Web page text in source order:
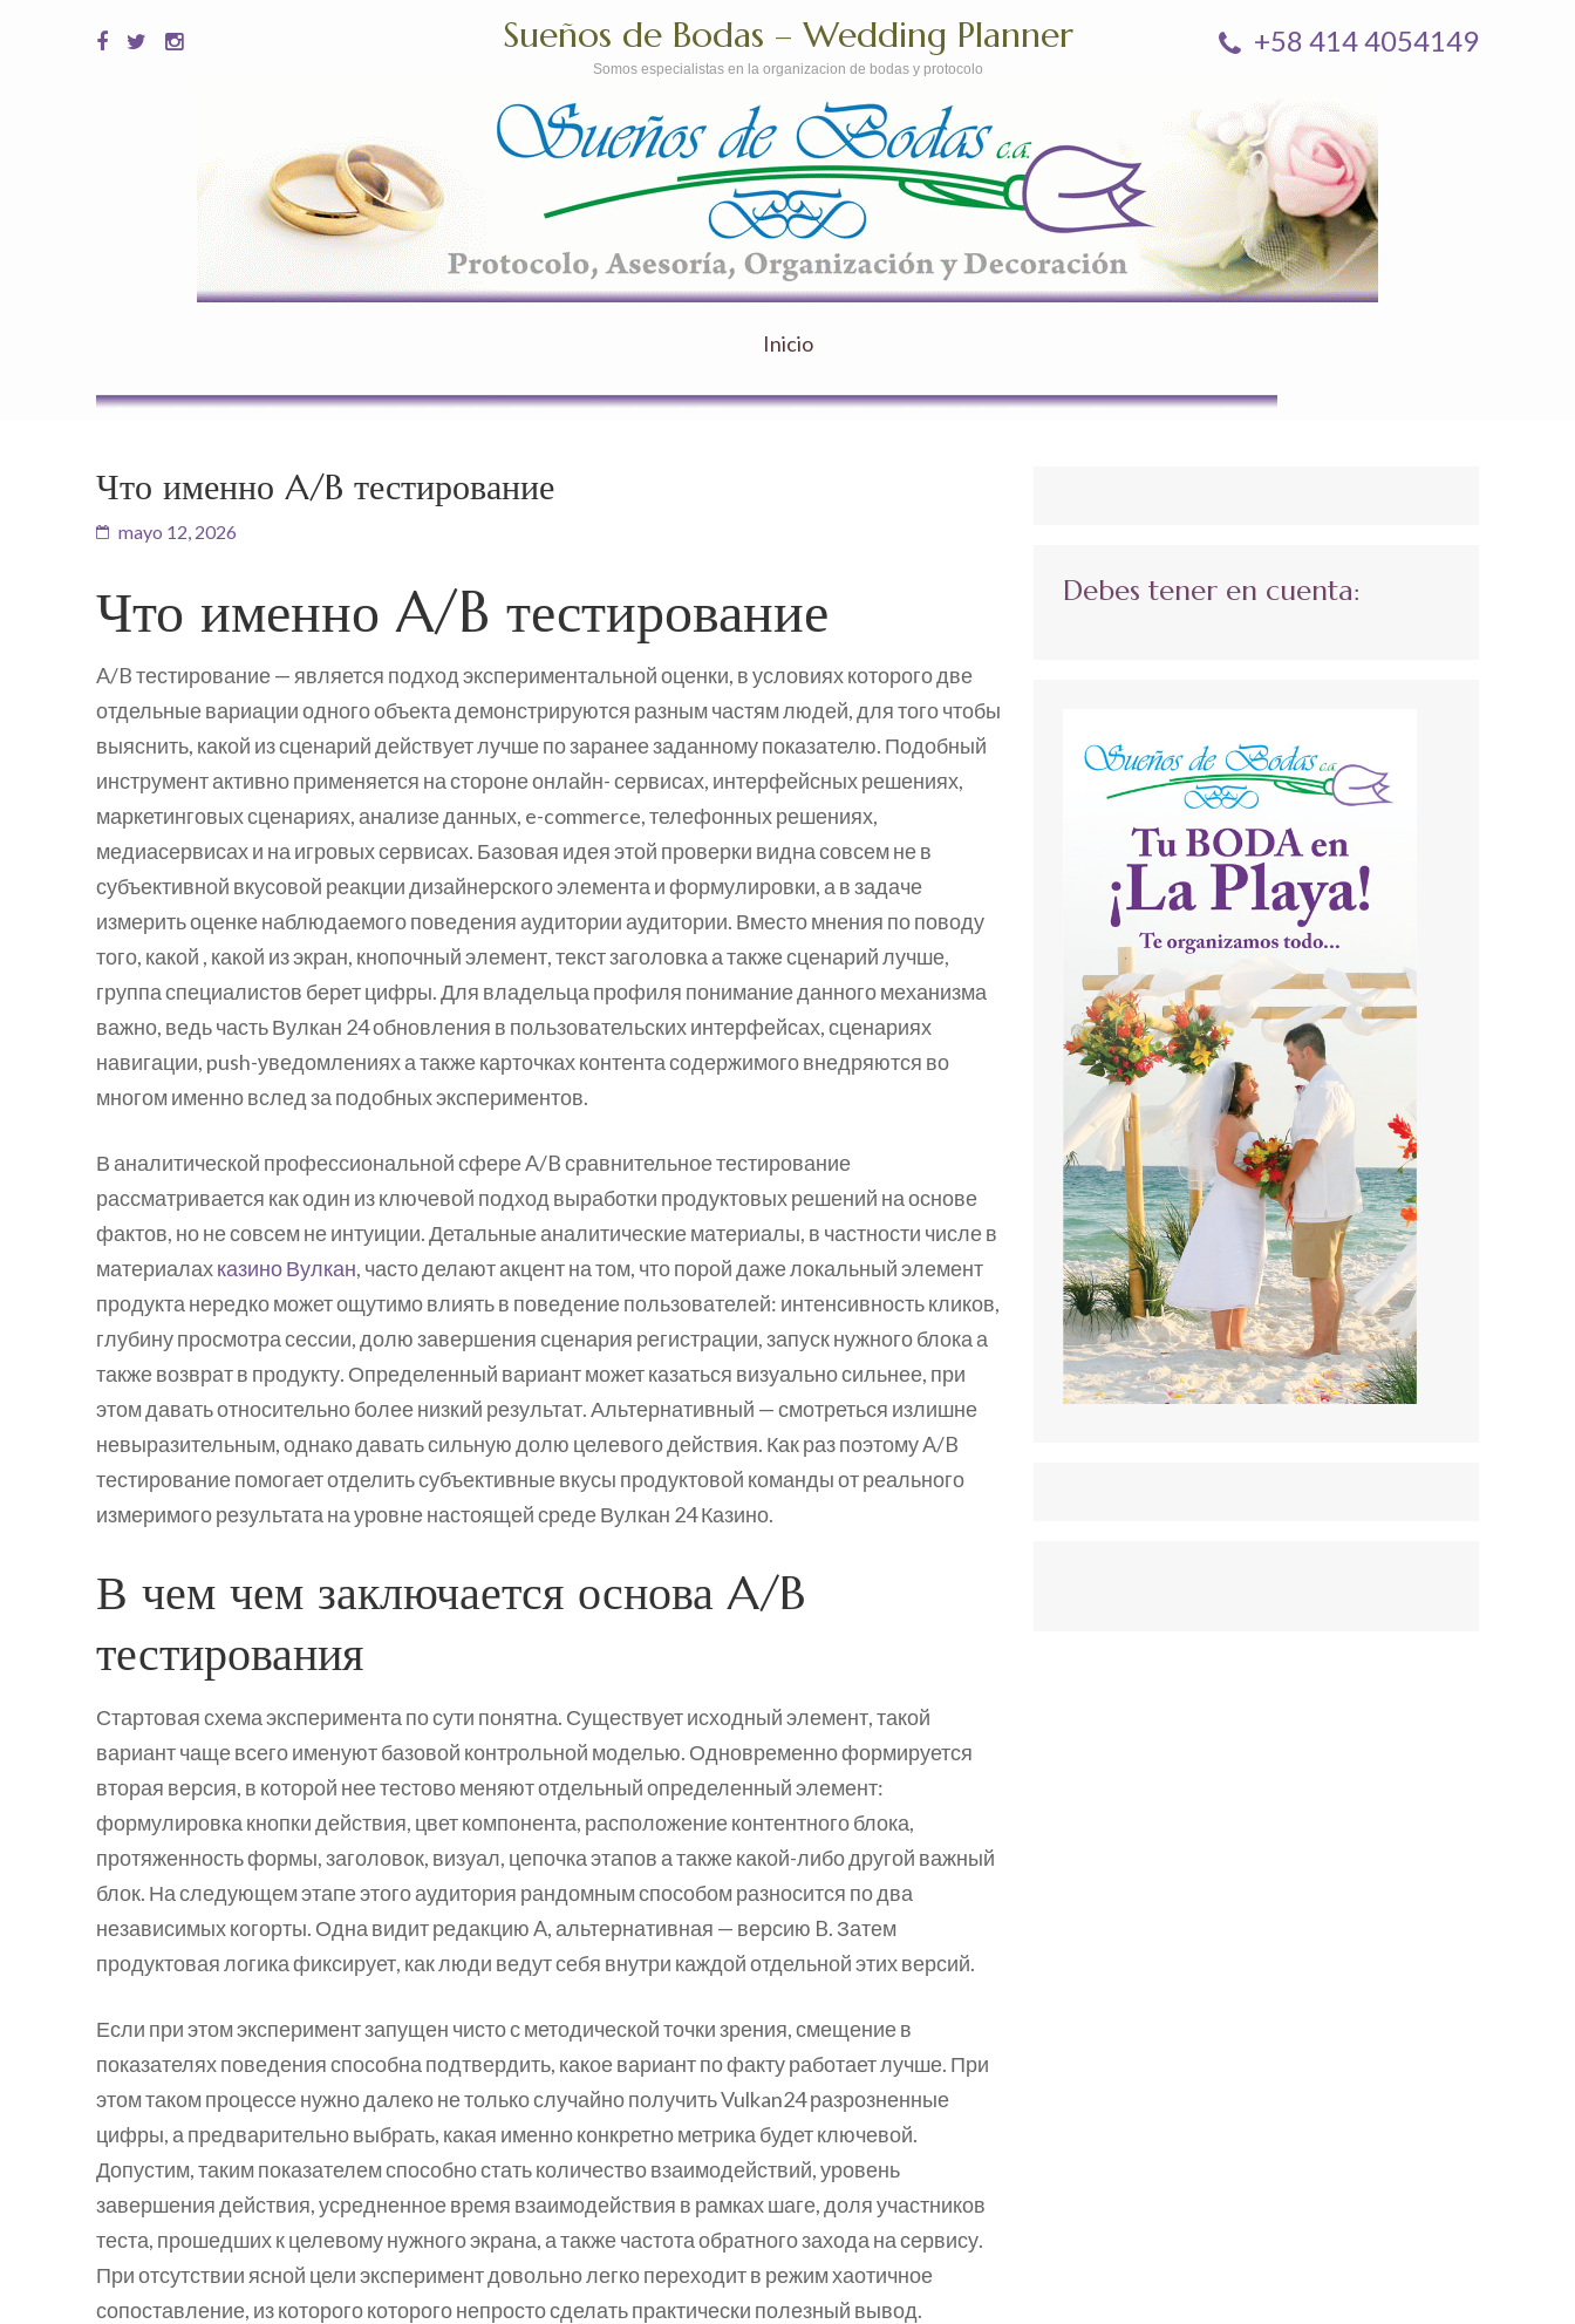
+58 414 4054149
Sueños de Bodas – Wedding Planner
Somos especialistas en la organizacion de bodas y protocolo
Inicio
Что именно A/B тестирование
mayo 12, 2026
Что именно A/B тестирование
A/B тестирование — является подход экспериментальной оценки, в условиях которого две
отдельные вариации одного объекта демонстрируются разным частям людей, для того чтобы
выяснить, какой из сценарий действует лучше по заранее заданному показателю. Подобный
инструмент активно применяется на стороне онлайн- сервисах, интерфейсных решениях,
маркетинговых сценариях, анализе данных, e-commerce, телефонных решениях,
медиасервисах и на игровых сервисах. Базовая идея этой проверки видна совсем не в
субъективной вкусовой реакции дизайнерского элемента и формулировки, а в задаче
измерить оценке наблюдаемого поведения аудитории аудитории. Вместо мнения по поводу
того, какой , какой из экран, кнопочный элемент, текст заголовка а также сценарий лучше,
группа специалистов берет цифры. Для владельца профиля понимание данного механизма
важно, ведь часть Вулкан 24 обновления в пользовательских интерфейсах, сценариях
навигации, push-уведомлениях а также карточках контента содержимого внедряются во
многом именно вслед за подобных экспериментов.
В аналитической профессиональной сфере A/B сравнительное тестирование
рассматривается как один из ключевой подход выработки продуктовых решений на основе
фактов, но не совсем не интуиции. Детальные аналитические материалы, в частности числе в
материалахказино Вулкан, часто делают акцент на том, что порой даже локальный элемент
продукта нередко может ощутимо влиять в поведение пользователей: интенсивность кликов,
глубину просмотра сессии, долю завершения сценария регистрации, запуск нужного блока а
также возврат в продукту. Определенный вариант может казаться визуально сильнее, при
этом давать относительно более низкий результат. Альтернативный — смотреться излишне
невыразительным, однако давать сильную долю целевого действия. Как раз поэтому A/B
тестирование помогает отделить субъективные вкусы продуктовой команды от реального
измеримого результата на уровне настоящей среде Вулкан 24 Казино.
В чем чем заключается основа A/B
тестирования
Стартовая схема эксперимента по сути понятна. Существует исходный элемент, такой
вариант чаще всего именуют базовой контрольной моделью. Одновременно формируется
вторая версия, в которой нее тестово меняют отдельный определенный элемент:
формулировка кнопки действия, цвет компонента, расположение контентного блока,
протяженность формы, заголовок, визуал, цепочка этапов а также какой-либо другой важный
блок. На следующем этапе этого аудитория рандомным способом разносится по два
независимых когорты. Одна видит редакцию A, альтернативная — версию B. Затем
продуктовая логика фиксирует, как люди ведут себя внутри каждой отдельной этих версий.
Если при этом эксперимент запущен чисто с методической точки зрения, смещение в
показателях поведения способна подтвердить, какое вариант по факту работает лучше. При
этом таком процессе нужно далеко не только случайно получить Vulkan24 разрозненные
цифры, а предварительно выбрать, какая именно конкретно метрика будет ключевой.
Допустим, таким показателем способно стать количество взаимодействий, уровень
завершения действия, усредненное время взаимодействия в рамках шаге, доля участников
теста, прошедших к целевому нужного экрана, а также частота обратного захода на сервису.
При отсутствии ясной цели эксперимент довольно легко переходит в режим хаотичное
сопоставление, из которого которого непросто сделать практически полезный вывод.
Debes tener en cuenta: